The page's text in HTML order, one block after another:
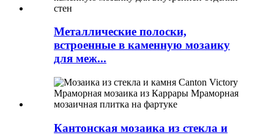
Металлические полоски,
встроенные в каменную мозаику
для меж...
Кантонская мозаика из стекла и